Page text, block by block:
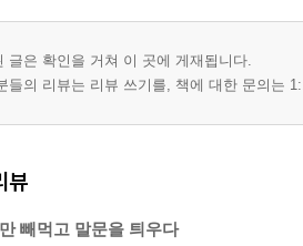
까?’라고 묻는 What
용표현을 알면 영어가 능숙해진다!
이렇게 쓰면 OK!
것을 ~하세요?’라고 묻는 Which
용사 What·Which를 마스터하자!
글은 확인을 거쳐 이 곳에 게재됩니다.
들의 리뷰는 리뷰 쓰기를, 책에 대한 문의는
뷰
빼먹고 말문을 틔우다